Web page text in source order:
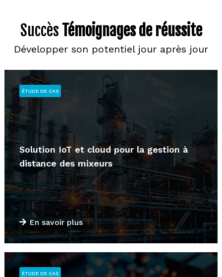
Succès Témoignages de réussite
Développer son potentiel jour après jour
Solution IoT et cloud pour la gestion à
distance des mixeurs
En savoir plus
ÉTUDE DE CAS
ÉTUDE DE CAS